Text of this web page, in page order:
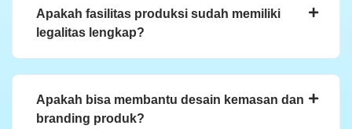
Apakah fasilitas produksi sudah memiliki
legalitas lengkap?
Apakah bisa membantu desain kemasan dan
branding produk?